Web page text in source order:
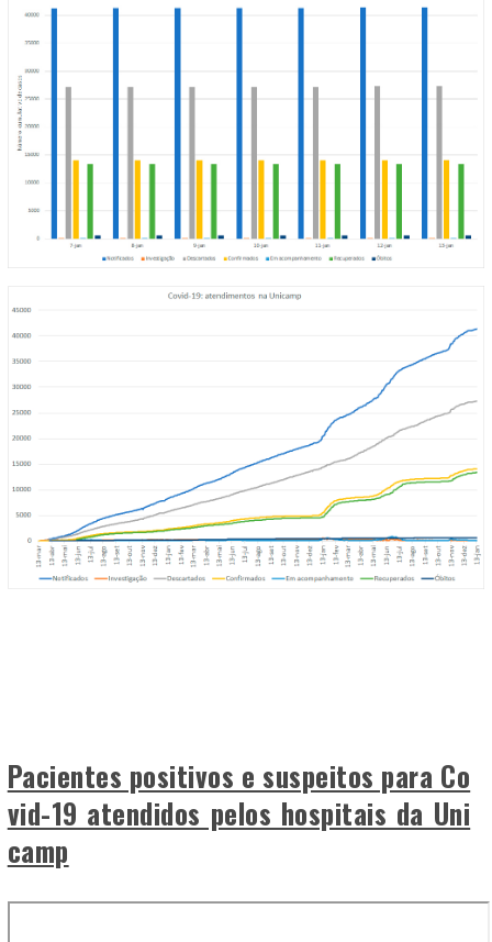
Pacientes positivos e suspeitos para Co
vid-19 atendidos pelos hospitais da Uni
camp